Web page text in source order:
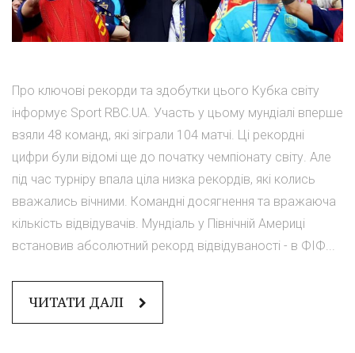
Про ключові рекорди та здобутки цього Кубка світу
інформує Sport RBC.UA. Участь у цьому мундіалі вперше
взяли 48 команд, які зіграли 104 матчі. Ці рекордні
цифри були відомі ще до початку чемпіонату світу. Але
під час турніру впала ціла низка рекордів, які колись
вважались вічними. Командні досягнення та вражаюча
кількість відвідувачів. Мундіаль у Північній Америці
встановив абсолютний рекорд відвідуваності - в ФІФ...
ЧИТАТИ ДАЛІ